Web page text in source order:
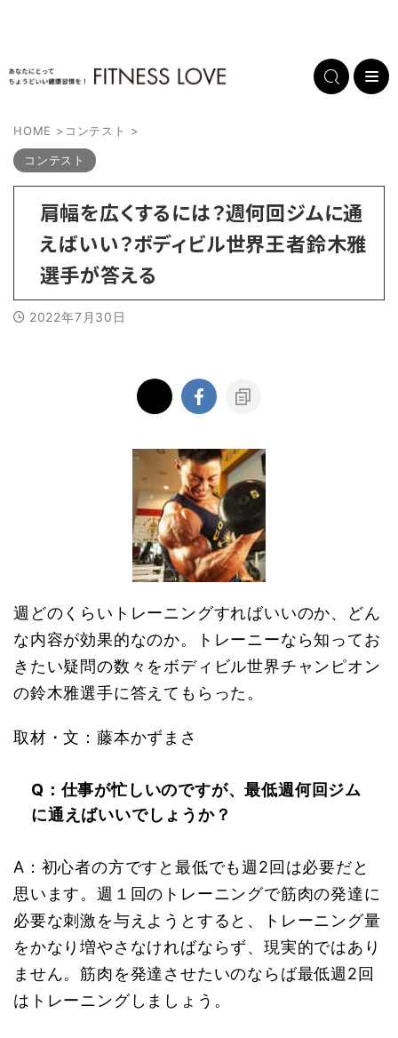
HOME > コンテスト >
コンテスト
肩幅を広くするには？週何回ジムに通
えばいい？ボディビル世界王者鈴木雅
選手が答える
2022年7月30日
週どのくらいトレーニングすればいいのか、どん
な内容が効果的なのか。トレーニーなら知ってお
きたい疑問の数々をボディビル世界チャンピオン
の鈴木雅選手に答えてもらった。
取材・文：藤本かずまさ
Q：仕事が忙しいのですが、最低週何回ジム
に通えばいいでしょうか？
A：初心者の方ですと最低でも週2回は必要だと
思います。週１回のトレーニングで筋肉の発達に
必要な刺激を与えようとすると、トレーニング量
をかなり増やさなければならず、現実的ではあり
ません。筋肉を発達させたいのならば最低週2回
はトレーニングしましょう。